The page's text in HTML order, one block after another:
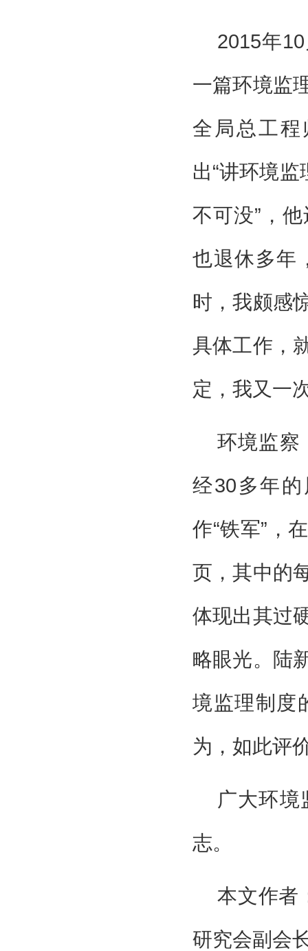
2015年
一篇环境监
全局总工
出“讲环境监
不可没”，
也退休多年
时，我颇感
具体工作，
定，我又一
环境监察
经30多年
作“铁军”，
页，其中的
体现出其过
略眼光。陆
境监理制度
为，如此评
广大环境
志。
本文作者
研究会副会